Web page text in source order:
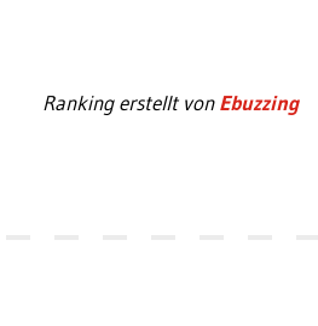
Ranking erstellt vonEbuzzing